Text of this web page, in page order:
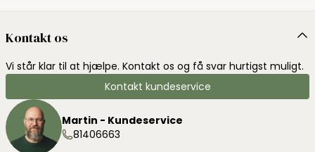
Kontakt os
Vi står klar til at hjælpe. Kontakt os og få svar hurtigst muligt.
Kontakt kundeservice
Martin - Kundeservice
81406663